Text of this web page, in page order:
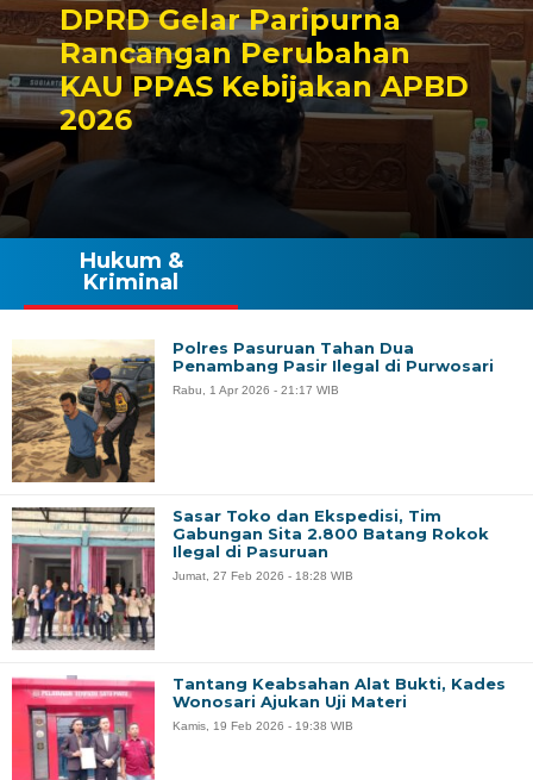
DPRD Gelar Paripurna
Rancangan Perubahan
KAU PPAS Kebijakan APBD
2026
Hukum &
Kriminal
Polres Pasuruan Tahan Dua
Penambang Pasir Ilegal di Purwosari
Rabu, 1 Apr 2026 - 21:17 WIB
Sasar Toko dan Ekspedisi, Tim
Gabungan Sita 2.800 Batang Rokok
Ilegal di Pasuruan
Jumat, 27 Feb 2026 - 18:28 WIB
Tantang Keabsahan Alat Bukti, Kades
Wonosari Ajukan Uji Materi
Kamis, 19 Feb 2026 - 19:38 WIB